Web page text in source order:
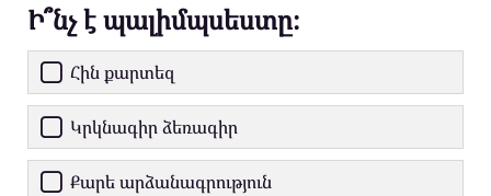
Ի՞նչ է պալիմպսեստը։
Հին քարտեզ
Կրկնագիր ձեռագիր
Քարե արձանագրություն